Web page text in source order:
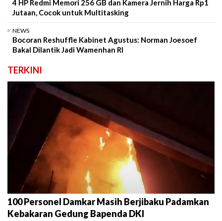
4 HP Redmi Memori 256 GB dan Kamera Jernih Harga Rp1
Jutaan, Cocok untuk Multitasking
NEWS
Bocoran Reshuffle Kabinet Agustus: Norman Joesoef
Bakal Dilantik Jadi Wamenhan RI
TERKINI
100 Personel Damkar Masih Berjibaku Padamkan
Kebakaran Gedung Bapenda DKI